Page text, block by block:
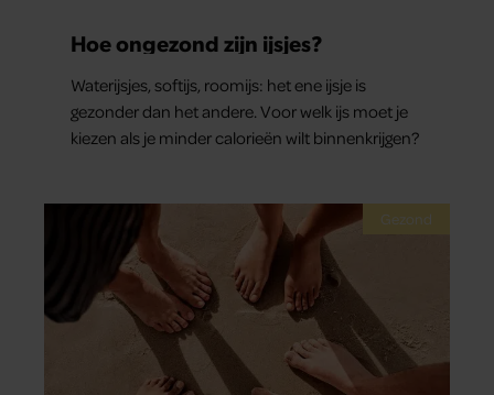
Hoe ongezond zijn ijsjes?
Waterijsjes, softijs, roomijs: het ene ijsje is
gezonder dan het andere. Voor welk ijs moet je
kiezen als je minder calorieën wilt binnenkrijgen?
Gezond